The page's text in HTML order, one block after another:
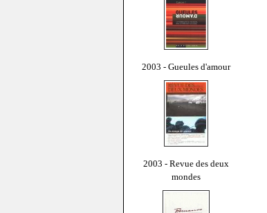
2003 - Gueules d'amour
2003 - Revue des deux
mondes